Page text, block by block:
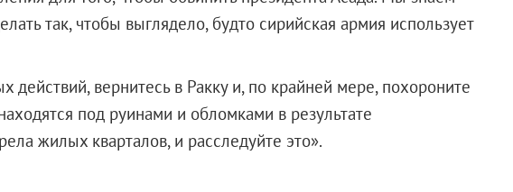
так, чтобы выглядело, будто сирийская армия использует
действий, вернитесь в Ракку и, по крайней мере, похороните
под руинами и обломками в результате
жилых кварталов, и расследуйте это».